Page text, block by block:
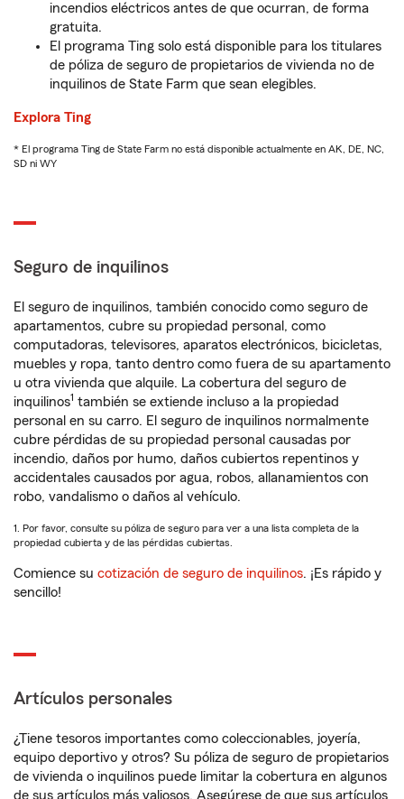
incendios eléctricos antes de que ocurran, de forma
gratuita.
El programa Ting solo está disponible para los titulares
de póliza de seguro de propietarios de vivienda no de
inquilinos de State Farm que sean elegibles.
Explora Ting
* El programa Ting de State Farm no está disponible actualmente en AK, DE, NC,
SD ni WY
Seguro de inquilinos
El seguro de inquilinos, también conocido como seguro de
apartamentos, cubre su propiedad personal, como
computadoras, televisores, aparatos electrónicos, bicicletas,
muebles y ropa, tanto dentro como fuera de su apartamento
u otra vivienda que alquile. La cobertura del seguro de
inquilinos1 también se extiende incluso a la propiedad
personal en su carro. El seguro de inquilinos normalmente
cubre pérdidas de su propiedad personal causadas por
incendio, daños por humo, daños cubiertos repentinos y
accidentales causados por agua, robos, allanamientos con
robo, vandalismo o daños al vehículo.
1. Por favor, consulte su póliza de seguro para ver a una lista completa de la
propiedad cubierta y de las pérdidas cubiertas.
Comience su cotización de seguro de inquilinos. ¡Es rápido y
sencillo!
Artículos personales
¿Tiene tesoros importantes como coleccionables, joyería,
equipo deportivo y otros? Su póliza de seguro de propietarios
de vivienda o inquilinos puede limitar la cobertura en algunos
de sus artículos más valiosos. Asegúrese de que sus artículos